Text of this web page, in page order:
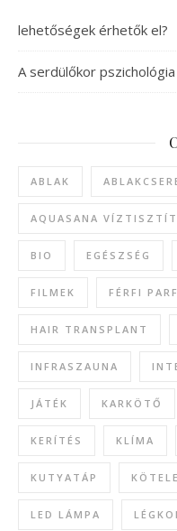
lehetőségek érhetők el?
A serdülőkor
ABLAK
AQUASANA
BIO EGÉSZSÉG
FILMEK FÉRFI
HAIR TRANSPLANT
INFRASZAUNA
JÁTÉK KARKÖTŐ
KERÍTÉS KLÍMA
KUTYATÁP
LED LÁMPA